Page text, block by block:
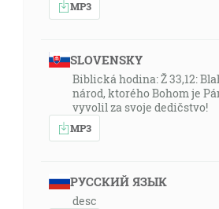
MP3
SLOVENSKY
Biblická hodina: Ž 33,12:
národ, ktorého Bohom je
vyvolil za svoje dedičstvo!
MP3
РУССКИЙ ЯЗЫК
desc